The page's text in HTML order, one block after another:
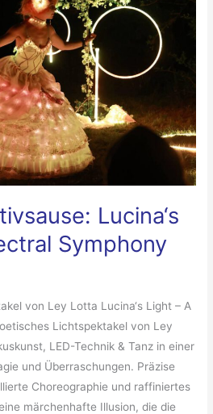
Lucina‘s
Symphony
von Ley Lotta Lucina‘s Light – A
Lichtspektakel von Ley
LED-Technik & Tanz in einer
und Überraschungen. Präzise
Choreographie und raffiniertes
märchenhafte Illusion, die die